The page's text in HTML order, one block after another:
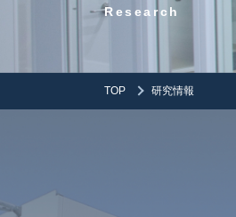
Research
TOP 研究情報